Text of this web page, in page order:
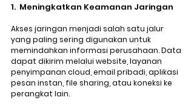
1.  Meningkatkan Keamanan Jaringan
Akses jaringan menjadi salah satu jalur
yang paling sering digunakan untuk
memindahkan informasi perusahaan. Data
dapat dikirim melalui website, layanan
penyimpanan cloud, email pribadi, aplikasi
pesan instan, file sharing, atau koneksi ke
perangkat lain.